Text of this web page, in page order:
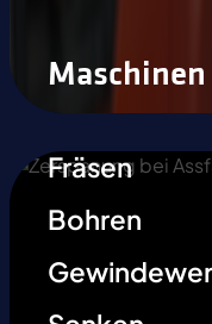
Maschinen
Fräsen
Bohren